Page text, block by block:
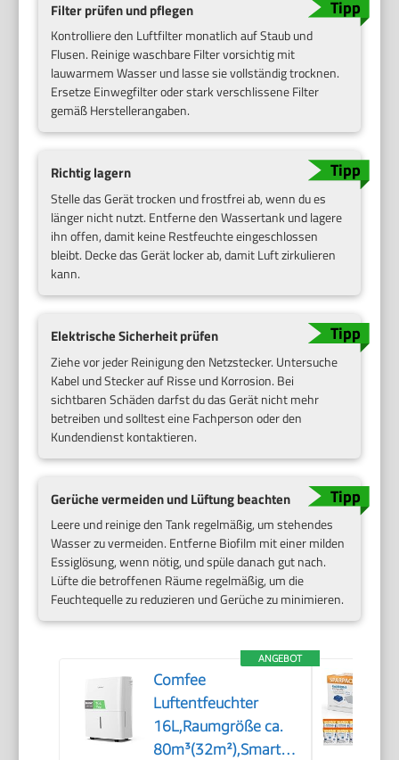
Filter prüfen und pflegen
Kontrolliere den Luftfilter monatlich auf Staub und
Flusen. Reinige waschbare Filter vorsichtig mit
lauwarmem Wasser und lasse sie vollständig trocknen.
Ersetze Einwegfilter oder stark verschlissene Filter
gemäß Herstellerangaben.
Richtig lagern
Stelle das Gerät trocken und frostfrei ab, wenn du es
länger nicht nutzt. Entferne den Wassertank und lagere
ihn offen, damit keine Restfeuchte eingeschlossen
bleibt. Decke das Gerät locker ab, damit Luft zirkulieren
kann.
Elektrische Sicherheit prüfen
Ziehe vor jeder Reinigung den Netzstecker. Untersuche
Kabel und Stecker auf Risse und Korrosion. Bei
sichtbaren Schäden darfst du das Gerät nicht mehr
betreiben und solltest eine Fachperson oder den
Kundendienst kontaktieren.
Gerüche vermeiden und Lüftung beachten
Leere und reinige den Tank regelmäßig, um stehendes
Wasser zu vermeiden. Entferne Biofilm mit einer milden
Essiglösung, wenn nötig, und spüle danach gut nach.
Lüfte die betroffenen Räume regelmäßig, um die
Feuchtequelle zu reduzieren und Gerüche zu minimieren.
ANGEBOT
Comfee
Luftentfeuchter
16L,Raumgröße ca.
80m³(32m²),Smart